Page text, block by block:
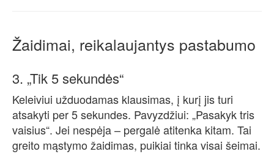
Žaidimai, reikalaujantys pastabumo
3. „Tik 5 sekundės“
Keleiviui užduodamas klausimas, į kurį jis turi
atsakyti per 5 sekundes. Pavyzdžiui: „Pasakyk tris
vaisius“. Jei nespėja – pergalė atitenka kitam. Tai
greito mąstymo žaidimas, puikiai tinka visai šeimai.